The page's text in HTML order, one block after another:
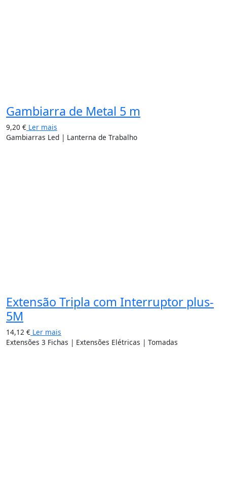
Gambiarra de Metal 5 m
9,20 € Ler mais
Gambiarras Led | Lanterna de Trabalho
Extensão Tripla com Interruptor plus-
5M
14,12 € Ler mais
Extensões 3 Fichas | Extensões Elétricas | Tomadas